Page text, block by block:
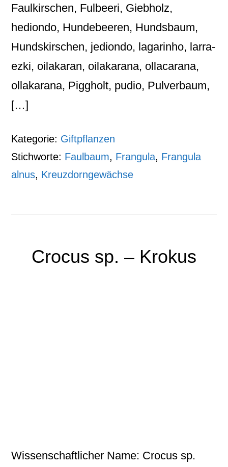
Faulkirschen, Fulbeeri, Giebholz,
hediondo, Hundebeeren, Hundsbaum,
Hundskirschen, jediondo, lagarinho, larra-
ezki, oilakaran, oilakarana, ollacarana,
ollakarana, Piggholt, pudio, Pulverbaum,
[…]
Kategorie: Giftpflanzen
Stichworte: Faulbaum, Frangula, Frangula
alnus, Kreuzdorngewächse
Crocus sp. – Krokus
Wissenschaftlicher Name: Crocus sp.